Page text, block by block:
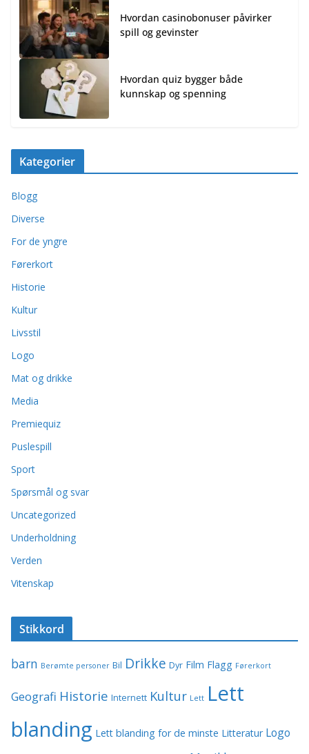
Hvordan casinobonuser påvirker
spill og gevinster
Hvordan quiz bygger både
kunnskap og spenning
Kategorier
Blogg
Diverse
For de yngre
Førerkort
Historie
Kultur
Livsstil
Logo
Mat og drikke
Media
Premiequiz
Puslespill
Sport
Spørsmål og svar
Uncategorized
Underholdning
Verden
Vitenskap
Stikkord
barn Berømte personer Bil Drikke Dyr Film Flagg Førerkort
Geografi Historie Internett Kultur Lett Lett
blanding Lett blanding for de minste Litteratur Logo